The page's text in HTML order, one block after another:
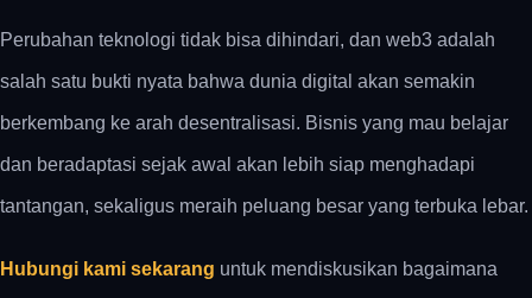
Perubahan teknologi tidak bisa dihindari, dan web3 adalah
salah satu bukti nyata bahwa dunia digital akan semakin
berkembang ke arah desentralisasi. Bisnis yang mau belajar
dan beradaptasi sejak awal akan lebih siap menghadapi
tantangan, sekaligus meraih peluang besar yang terbuka lebar.
Hubungi kami sekarang untuk mendiskusikan bagaimana